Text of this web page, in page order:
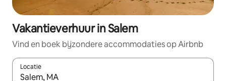
Vakantieverhuur in Salem
Vind en boek bijzondere accommodaties op Airbnb
Locatie
Wanneer er suggesties beschikbaar zijn, maak je een keuze